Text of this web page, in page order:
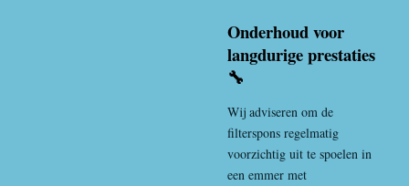
Onderhoud voor
langdurige prestaties
🔧
Wij adviseren om de
filterspons regelmatig
voorzichtig uit te spoelen in
een emmer met